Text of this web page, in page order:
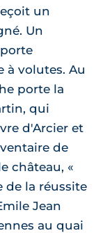
un
Un
à volutes. Au
porte la
qui
d'Arcier et
de
château, «
de la réussite
Jean
au quai